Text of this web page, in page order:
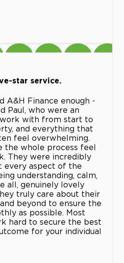
star service.
A&H Finance enough -
Paul, who were an
with from start to
and everything that
feel overwhelming.
the whole process feel
They were incredibly
every aspect of the
understanding, calm,
all, genuinely lovely
truly care about their
beyond to ensure the
as possible. Most
hard to secure the best
for your individual